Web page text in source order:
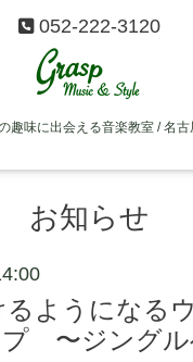
052-222-3120
趣味に出会える音楽教室 / 名古
お知らせ
るようになる
プ 〜ジングル